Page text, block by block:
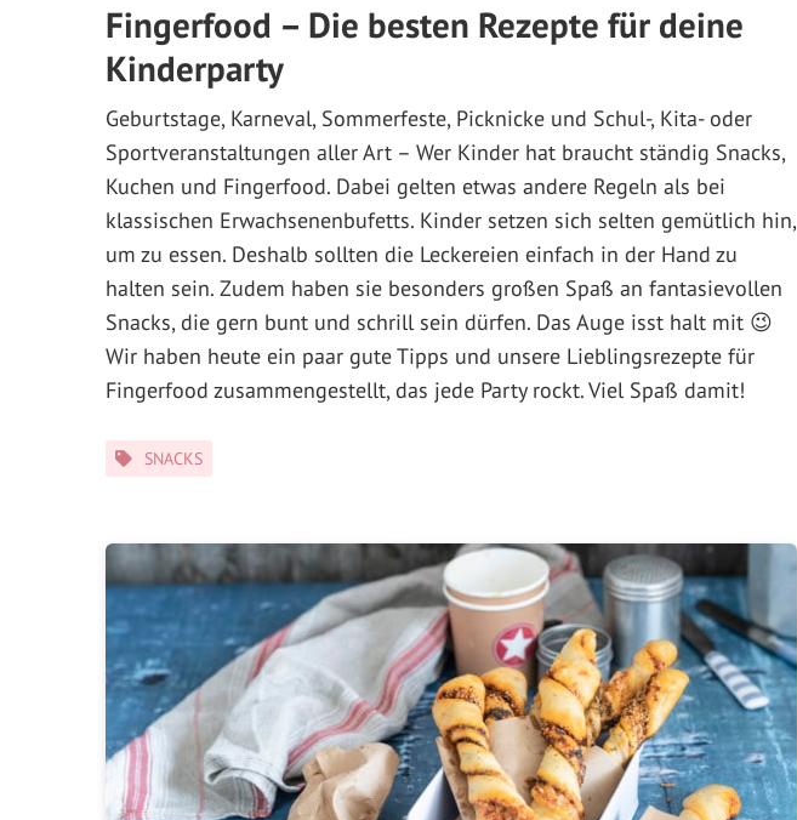
Fingerfood – Die besten Rezepte für deine
Kinderparty
Geburtstage, Karneval, Sommerfeste, Picknicke und Schul-, Kita- oder
Sportveranstaltungen aller Art – Wer Kinder hat braucht ständig Snacks,
Kuchen und Fingerfood. Dabei gelten etwas andere Regeln als bei
klassischen Erwachsenenbufetts. Kinder setzen sich selten gemütlich hin,
um zu essen. Deshalb sollten die Leckereien einfach in der Hand zu
halten sein. Zudem haben sie besonders großen Spaß an fantasievollen
Snacks, die gern bunt und schrill sein dürfen. Das Auge isst halt mit 😉
Wir haben heute ein paar gute Tipps und unsere Lieblingsrezepte für
Fingerfood zusammengestellt, das jede Party rockt. Viel Spaß damit!
Kategorien
SNACKS